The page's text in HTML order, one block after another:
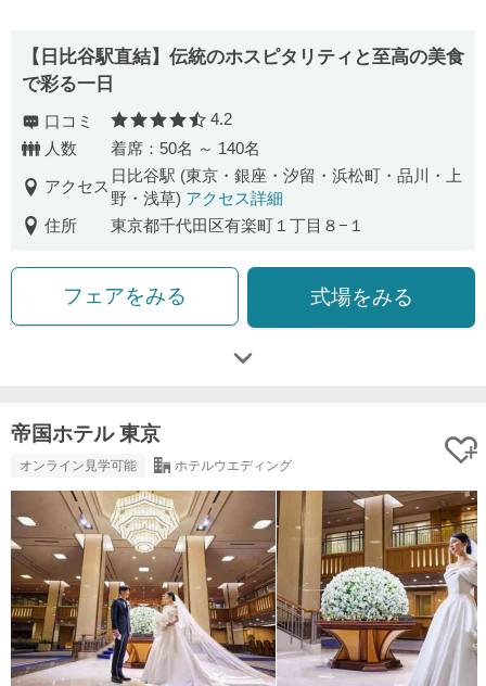
【⽇⽐⾕駅直結】伝統のホスピタリティと⾄⾼の美⾷
で彩る⼀⽇
口コミ 口コミ評価
4.2
人数
着席：50名 ～ 140名
アクセス
日比谷駅 (東京・銀座・汐留・浜松町・品川・上
野・浅草) アクセス詳細
住所
東京都千代田区有楽町１丁目８−１
フェアをみる 式場をみる
帝国ホテル 東京
オンライン見学可能 ホテルウエディング